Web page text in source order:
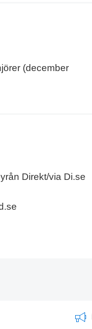
(december
Direkt/via Di.se